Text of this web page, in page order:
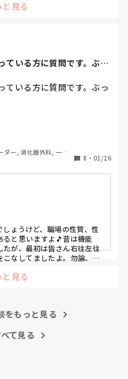
から大丈夫、
てください笑
💦)
見る
ている方に質問です。ぶっ
ている方に質問です。ぶっ
まだPNSをやっている病
患者さんも、「(私が異動
ら見てもよく動けてた
忙しくて、新人の面倒を見
を繋げてくるなど、簡単な
た。PNSを廃止した病棟
いほど新人に担当させて、
思っています。
結果、患者のことがわから
んだから、未経験なこと
ダー, 消化器外科, 一般
8 ・ 01/26
ょうけど、職場の性質、性
と思いますよ🎵昔は機能
が、最初は皆さん右往左往
なしてましたよ。勿論、指
🎵それに人手が足りないの
僕は昔の人間なので、昔は
フ全員に目を配れる人が沢
か⁉️そういう事と思います
見る
をもっと見る
て見る